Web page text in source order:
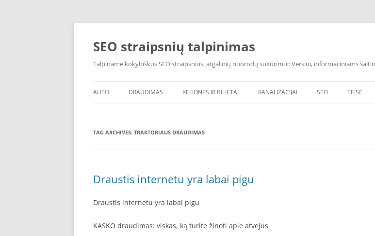
Skip
SEO straipsnių talpinimas
Talpiname kokybiškus SEO straipsnius, atgalinių nuorodų sukūrimui: Verslui, informaciniams
AUTO DRAUDIMAS KELIONĖS IR BILIETAI KANALIZACIJAI SEO TEISĖ
TAG ARCHIVES: TRAKTORIAUS DRAUDIMAS
Draustis internetu yra labai pigu
Draustis internetu yra labai pigu
KASKO draudimas: viskas, ką turite žinoti apie atvejus